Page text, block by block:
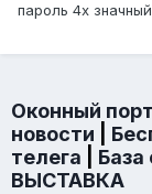
пароль 4х значный
Оконный
новости
телега
База
ВЫСТАВКА